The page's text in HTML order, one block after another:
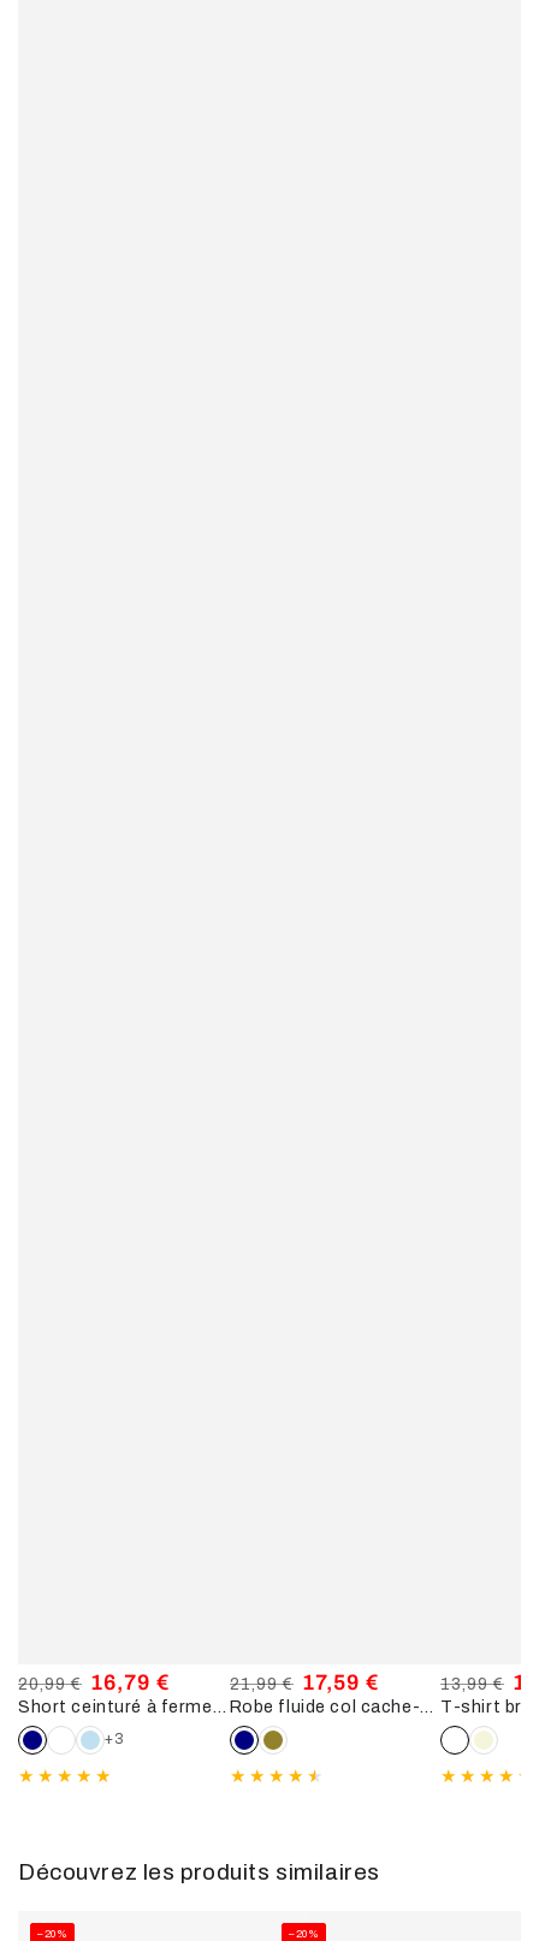
Prix
normal
20,99 €
Prix
de
vente
16,79 €
+3
Prix
normal
21,99 €
Prix
17,59 €
Prix
normal
13,99 €
Découvrez les produits similaires
–20% –20%